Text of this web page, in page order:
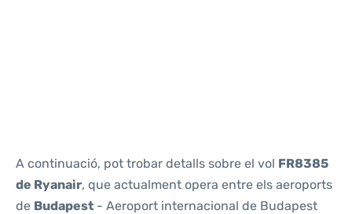
A continuació, pot trobar detalls sobre el vol FR8385
de Ryanair, que actualment opera entre els aeroports
de Budapest - Aeroport internacional de Budapest